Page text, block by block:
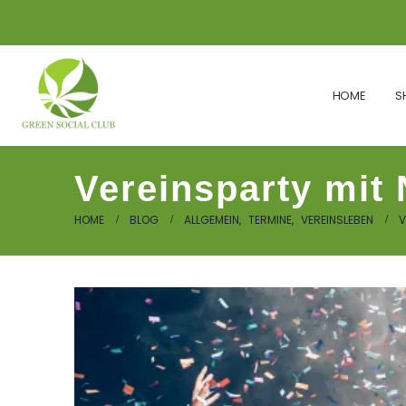
HOME
Vereinsparty mit
HOME BLOG ALLGEMEIN, TERMINE, VEREINSLEBEN